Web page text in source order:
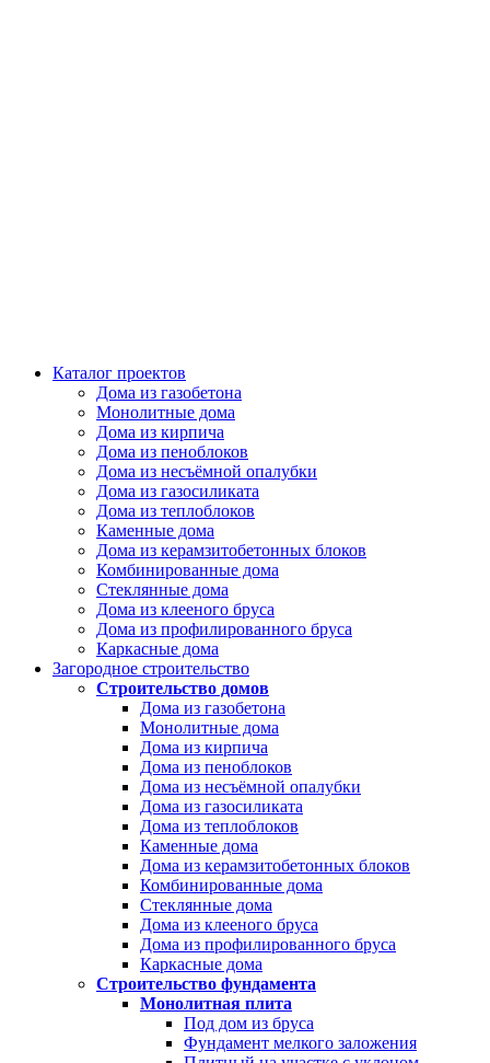
Каталог проектов
Дома из газобетона
Монолитные дома
Дома из кирпича
Дома из пеноблоков
Дома из несъёмной опалубки
Дома из газосиликата
Дома из теплоблоков
Каменные дома
Дома из керамзитобетонных блоков
Комбинированные дома
Стеклянные дома
Дома из клееного бруса
Дома из профилированного бруса
Каркасные дома
Загородное строительство
Строительство домов
Дома из газобетона
Монолитные дома
Дома из кирпича
Дома из пеноблоков
Дома из несъёмной опалубки
Дома из газосиликата
Дома из теплоблоков
Каменные дома
Дома из керамзитобетонных блоков
Комбинированные дома
Стеклянные дома
Дома из клееного бруса
Дома из профилированного бруса
Каркасные дома
Строительство фундамента
Монолитная плита
Под дом из бруса
Фундамент мелкого заложения